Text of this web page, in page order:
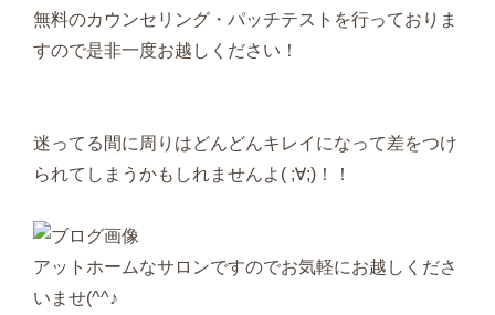
無料のカウンセリング・パッチテストを行っておりま
すので是非一度お越しください！
迷ってる間に周りはどんどんキレイになって差をつけ
られてしまうかもしれませんよ( ;∀;)！！
アットホームなサロンですのでお気軽にお越しくださ
いませ(^^♪